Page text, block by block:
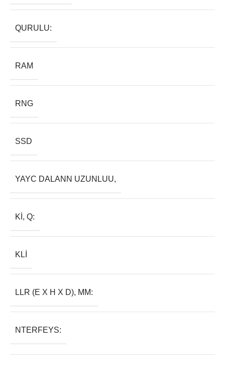
QURULU:
RAM
RNG
SSD
YAYC DALANN UZUNLUU,
KI, Q:
KLI
LLR (E X H X D), MM:
NTERFEYS: